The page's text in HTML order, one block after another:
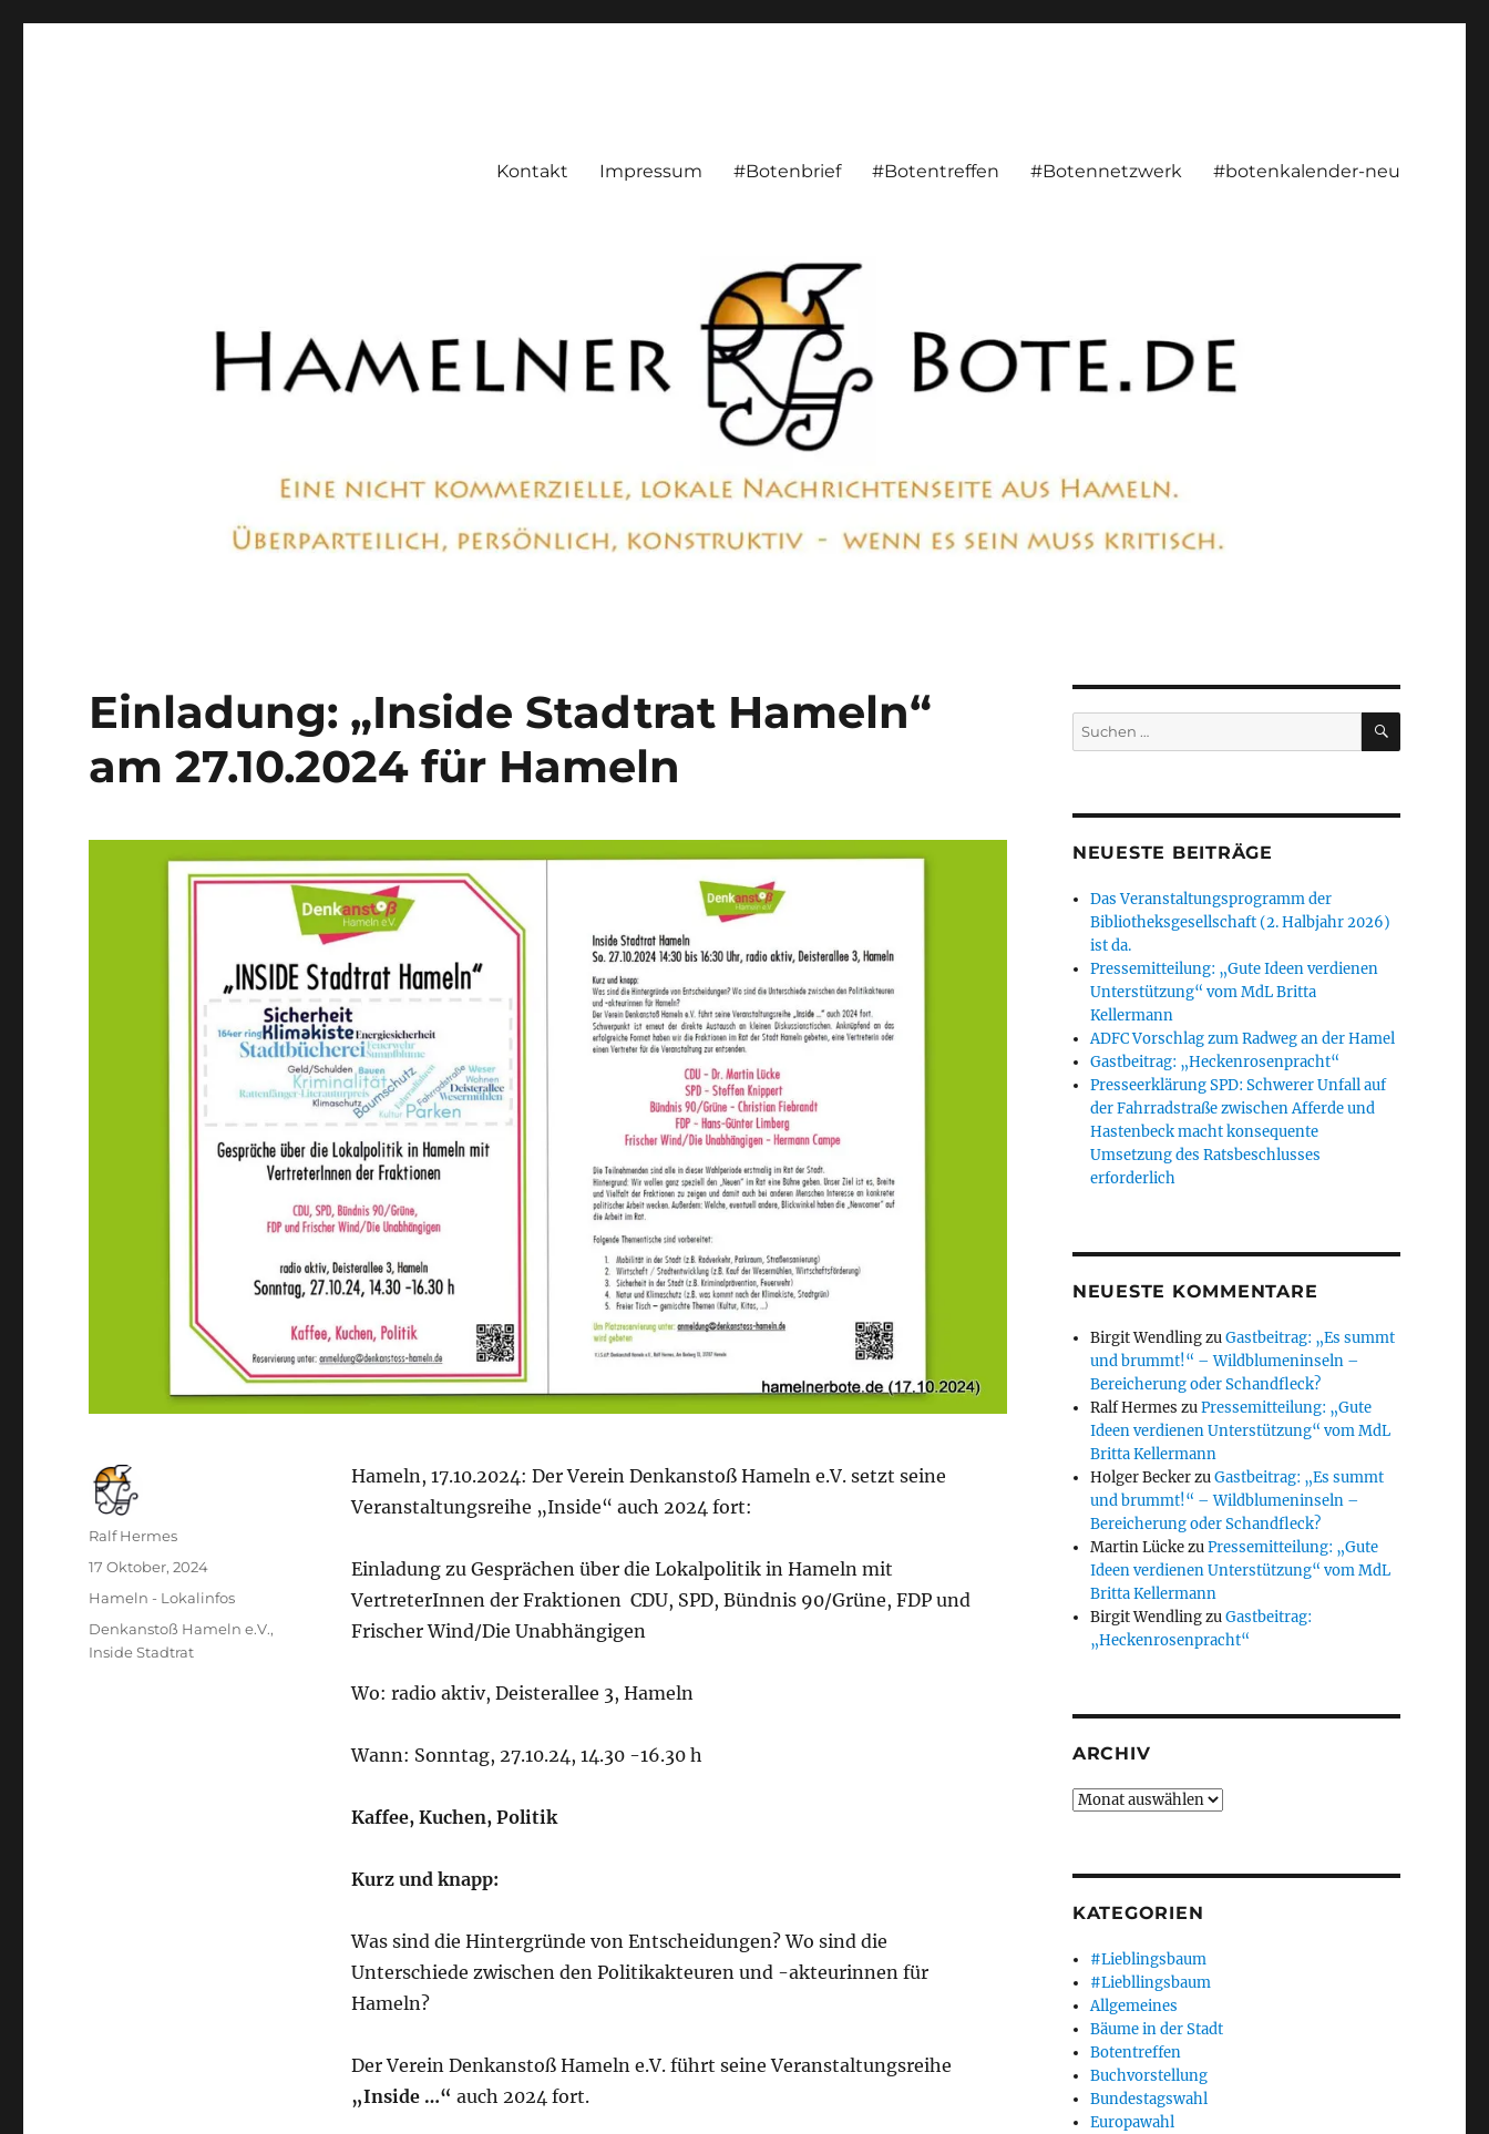
Kontakt Impressum #Botenbrief #Botentreffen #Botennetzwerk #botenkalender-neu
Einladung: „Inside Stadtrat Hameln“
am 27.10.2024 für Hameln
Hameln, 17.10.2024: Der Verein Denkanstoß Hameln e.V. setzt seine
Veranstaltungsreihe „Inside“ auch 2024 fort:
Einladung zu Gesprächen über die Lokalpolitik in Hameln mit
VertreterInnen der Fraktionen CDU, SPD, Bündnis 90/Grüne, FDP und
Frischer Wind/Die Unabhängigen
Wo: radio aktiv, Deisterallee 3, Hameln
Wann: Sonntag, 27.10.24, 14.30 -16.30 h
Kaffee, Kuchen, Politik
Kurz und knapp:
Was sind die Hintergründe von Entscheidungen? Wo sind die
Unterschiede zwischen den Politikakteuren und -akteurinnen für
Hameln?
Der Verein Denkanstoß Hameln e.V. führt seine Veranstaltungsreihe
„Inside …“ auch 2024 fort.
Autor
Ralf Hermes
Veröffentlicht
17 Oktober, 2024
Kategorien
Hameln - Lokalinfos
Schlagwörter
Denkanstoß Hameln e.V.,
Inside Stadtrat
Suchen
nach:
SUCHEN
NEUESTE BEITRÄGE
Das Veranstaltungsprogramm der
Bibliotheksgesellschaft (2. Halbjahr 2026)
ist da.
Pressemitteilung: „Gute Ideen verdienen
Unterstützung“ vom MdL Britta
Kellermann
ADFC Vorschlag zum Radweg an der Hamel
Gastbeitrag: „Heckenrosenpracht“
Presseerklärung SPD: Schwerer Unfall auf
der Fahrradstraße zwischen Afferde und
Hastenbeck macht konsequente
Umsetzung des Ratsbeschlusses
erforderlich
NEUESTE KOMMENTARE
Birgit WendlingzuGastbeitrag: „Es summt
und brummt!“ – Wildblumeninseln –
Bereicherung oder Schandfleck?
Ralf Hermes zuPressemitteilung: „Gute
Ideen verdienen Unterstützung“ vom MdL
Britta Kellermann
Holger BeckerzuGastbeitrag: „Es summt
und brummt!“ – Wildblumeninseln –
Bereicherung oder Schandfleck?
Martin LückezuPressemitteilung: „Gute
Ideen verdienen Unterstützung“ vom MdL
Britta Kellermann
Birgit WendlingzuGastbeitrag:
„Heckenrosenpracht“
ARCHIV
Archiv
KATEGORIEN
#Lieblingsbaum
#Liebllingsbaum
Allgemeines
Bäume in der Stadt
Botentreffen
Buchvorstellung
Bundestagswahl
Europawahl